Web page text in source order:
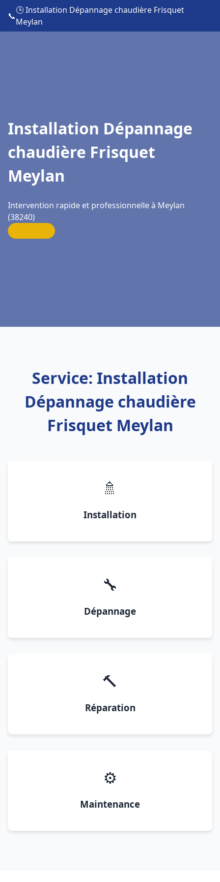
📞
🕒 Installation Dépannage chaudière Frisquet
Meylan
Installation Dépannage
chaudière Frisquet
Meylan
Intervention rapide et professionnelle à Meylan
(38240)
Service: Installation
Dépannage chaudière
Frisquet Meylan
🚿
Installation
🔧
Dépannage
🔨
Réparation
⚙️
Maintenance